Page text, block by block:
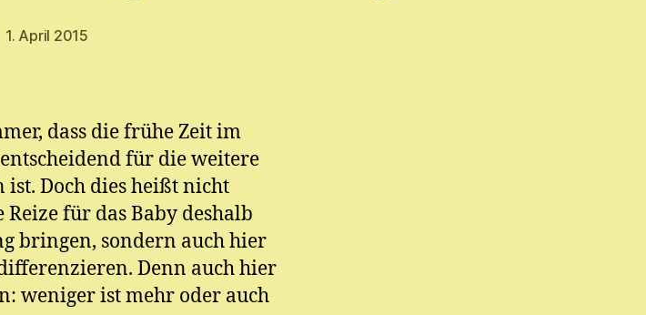
Beitragsautor
m
h
el
1. April 2015
dass die frühe Zeit im
für die weitere
Doch dies heißt nicht
für das Baby deshalb
bringen, sondern auch hier
Denn auch hier
weniger ist mehr oder auch